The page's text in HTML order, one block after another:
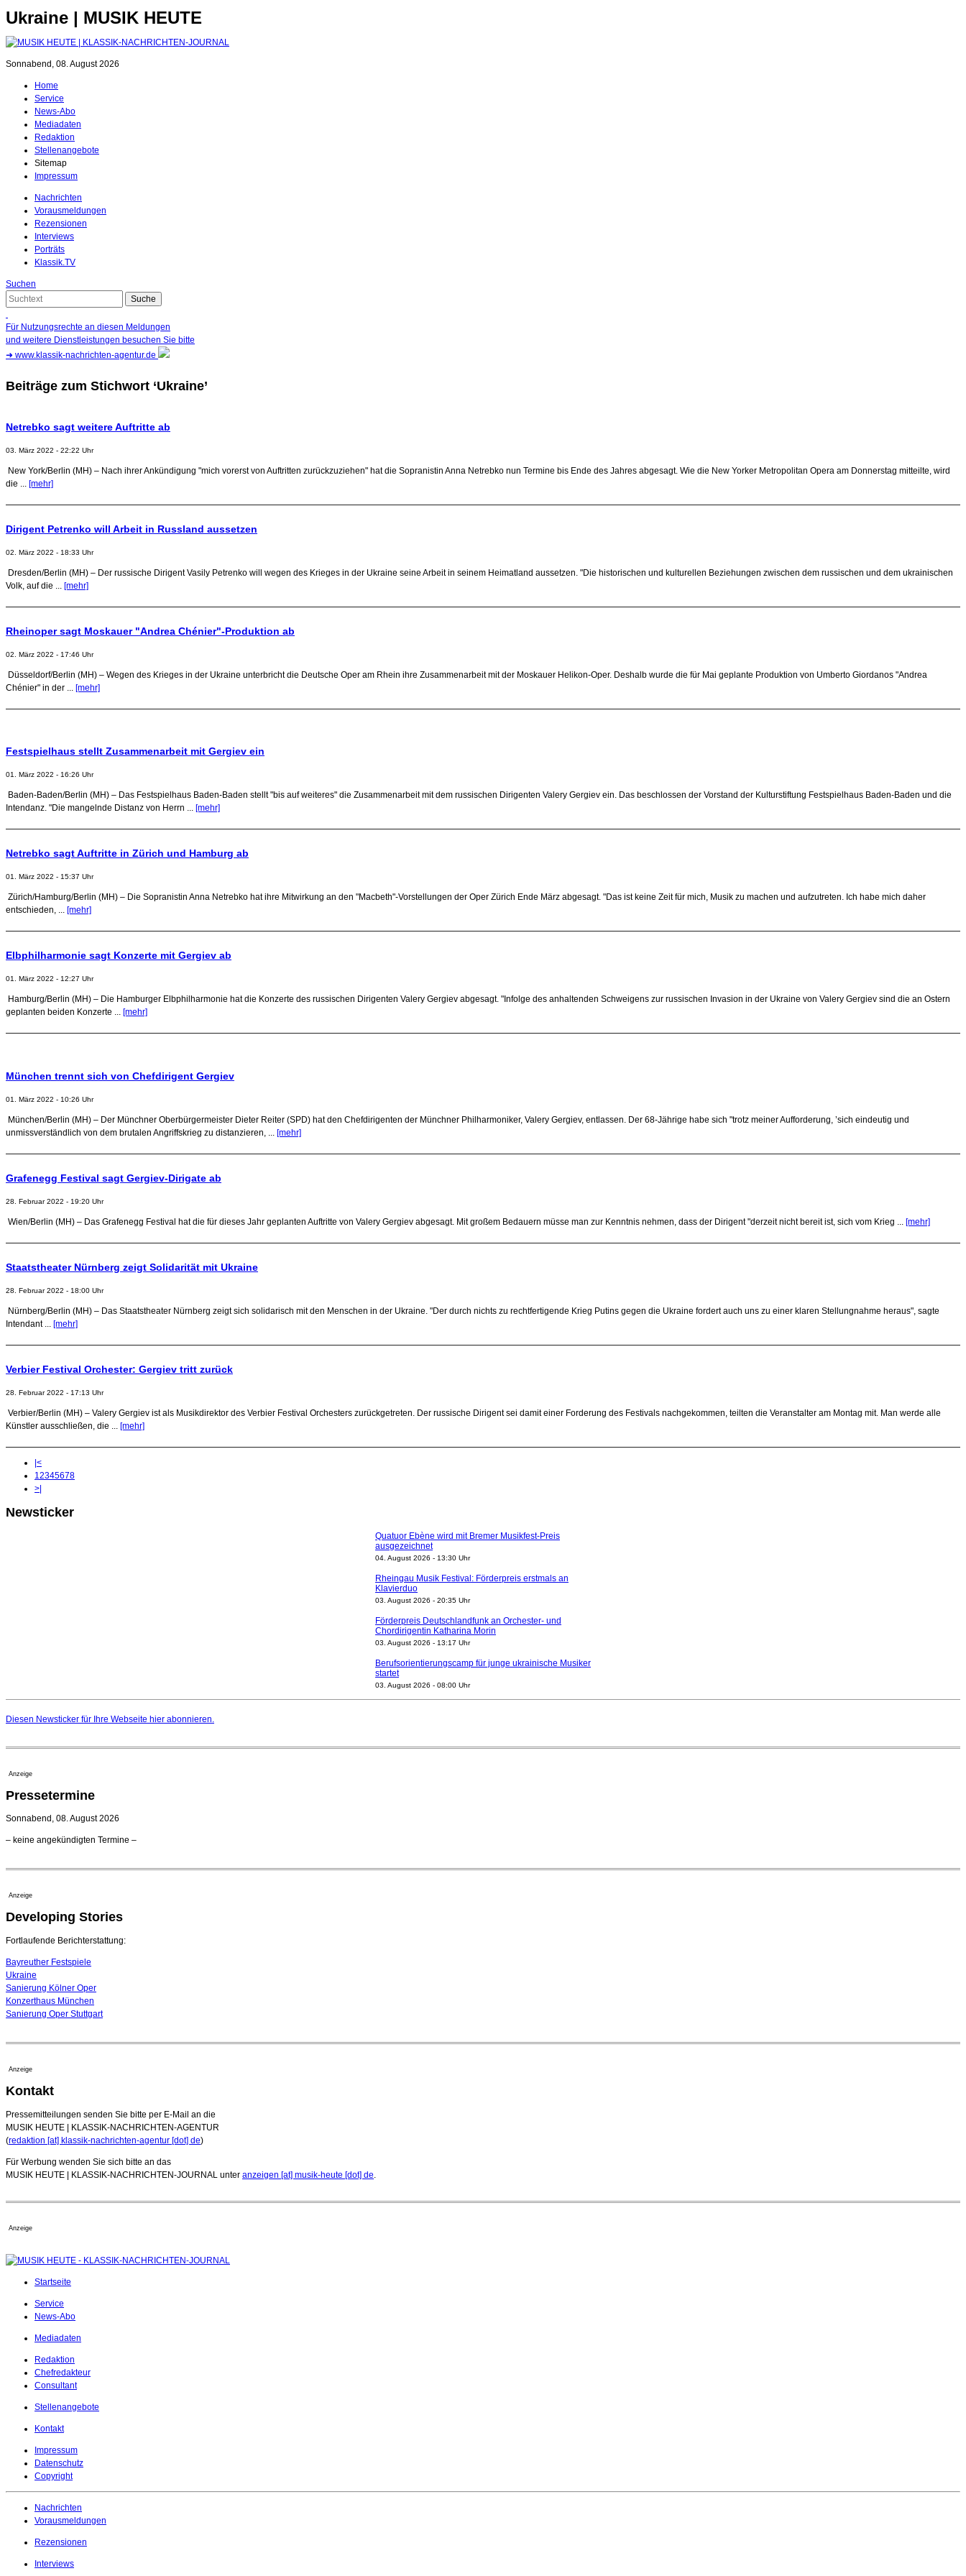
Ukraine | MUSIK HEUTE
Sonnabend, 08. August 2026
Home
Service
News-Abo
Mediadaten
Redaktion
Stellenangebote
Sitemap
Impressum
Nachrichten
Vorausmeldungen
Rezensionen
Interviews
Porträts
Klassik.TV
Suchen
Für Nutzungsrechte an diesen Meldungen
und weitere Dienstleistungen besuchen Sie bitte
➜ www.klassik-nachrichten-agentur.de
Beiträge zum Stichwort ‘Ukraine’
Netrebko sagt weitere Auftritte ab
03. März 2022 - 22:22 Uhr
New York/Berlin (MH) – Nach ihrer Ankündigung "mich vorerst von Auftritten zurückzuziehen" hat die Sopranistin Anna Netrebko nun Termine bis Ende des Jahres abgesagt. Wie die New Yorker Metropolitan Opera am Donnerstag mitteilte, wird
die ... [mehr]
Dirigent Petrenko will Arbeit in Russland aussetzen
02. März 2022 - 18:33 Uhr
Dresden/Berlin (MH) – Der russische Dirigent Vasily Petrenko will wegen des Krieges in der Ukraine seine Arbeit in seinem Heimatland aussetzen. "Die historischen und kulturellen Beziehungen zwischen dem russischen und dem ukrainischen
Volk, auf die ... [mehr]
Rheinoper sagt Moskauer "Andrea Chénier"-Produktion ab
02. März 2022 - 17:46 Uhr
Düsseldorf/Berlin (MH) – Wegen des Krieges in der Ukraine unterbricht die Deutsche Oper am Rhein ihre Zusammenarbeit mit der Moskauer Helikon-Oper. Deshalb wurde die für Mai geplante Produktion von Umberto Giordanos "Andrea
Chénier" in der ... [mehr]
Festspielhaus stellt Zusammenarbeit mit Gergiev ein
01. März 2022 - 16:26 Uhr
Baden-Baden/Berlin (MH) – Das Festspielhaus Baden-Baden stellt "bis auf weiteres" die Zusammenarbeit mit dem russischen Dirigenten Valery Gergiev ein. Das beschlossen der Vorstand der Kulturstiftung Festspielhaus Baden-Baden und die
Intendanz. "Die mangelnde Distanz von Herrn ... [mehr]
Netrebko sagt Auftritte in Zürich und Hamburg ab
01. März 2022 - 15:37 Uhr
Zürich/Hamburg/Berlin (MH) – Die Sopranistin Anna Netrebko hat ihre Mitwirkung an den "Macbeth"-Vorstellungen der Oper Zürich Ende März abgesagt. "Das ist keine Zeit für mich, Musik zu machen und aufzutreten. Ich habe mich daher
entschieden, ... [mehr]
Elbphilharmonie sagt Konzerte mit Gergiev ab
01. März 2022 - 12:27 Uhr
Hamburg/Berlin (MH) – Die Hamburger Elbphilharmonie hat die Konzerte des russischen Dirigenten Valery Gergiev abgesagt. "Infolge des anhaltenden Schweigens zur russischen Invasion in der Ukraine von Valery Gergiev sind die an Ostern
geplanten beiden Konzerte ... [mehr]
München trennt sich von Chefdirigent Gergiev
01. März 2022 - 10:26 Uhr
München/Berlin (MH) – Der Münchner Oberbürgermeister Dieter Reiter (SPD) hat den Chefdirigenten der Münchner Philharmoniker, Valery Gergiev, entlassen. Der 68-Jährige habe sich "trotz meiner Aufforderung, ’sich eindeutig und
unmissverständlich von dem brutalen Angriffskrieg zu distanzieren, ... [mehr]
Grafenegg Festival sagt Gergiev-Dirigate ab
28. Februar 2022 - 19:20 Uhr
Wien/Berlin (MH) – Das Grafenegg Festival hat die für dieses Jahr geplanten Auftritte von Valery Gergiev abgesagt. Mit großem Bedauern müsse man zur Kenntnis nehmen, dass der Dirigent "derzeit nicht bereit ist, sich vom Krieg ... [mehr]
Staatstheater Nürnberg zeigt Solidarität mit Ukraine
28. Februar 2022 - 18:00 Uhr
Nürnberg/Berlin (MH) – Das Staatstheater Nürnberg zeigt sich solidarisch mit den Menschen in der Ukraine. "Der durch nichts zu rechtfertigende Krieg Putins gegen die Ukraine fordert auch uns zu einer klaren Stellungnahme heraus", sagte
Intendant ... [mehr]
Verbier Festival Orchester: Gergiev tritt zurück
28. Februar 2022 - 17:13 Uhr
Verbier/Berlin (MH) – Valery Gergiev ist als Musikdirektor des Verbier Festival Orchesters zurückgetreten. Der russische Dirigent sei damit einer Forderung des Festivals nachgekommen, teilten die Veranstalter am Montag mit. Man werde alle
Künstler ausschließen, die ... [mehr]
|<
1 2345678
>|
Newsticker
Quatuor Ebène wird mit Bremer Musikfest-Preis
ausgezeichnet
04. August 2026 - 13:30 Uhr
Rheingau Musik Festival: Förderpreis erstmals an
Klavierduo
03. August 2026 - 20:35 Uhr
Förderpreis Deutschlandfunk an Orchester- und
Chordirigentin Katharina Morin
03. August 2026 - 13:17 Uhr
Berufsorientierungscamp für junge ukrainische Musiker
startet
03. August 2026 - 08:00 Uhr
Regensburger Generalmusikdirektor Stefan Veselka
Diesen Newsticker für Ihre Webseite hier abonnieren.
Anzeige
Pressetermine
Sonnabend, 08. August 2026
– keine angekündigten Termine –
Anzeige
Developing Stories
Fortlaufende Berichterstattung:
Bayreuther Festspiele
Ukraine
Sanierung Kölner Oper
Konzerthaus München
Sanierung Oper Stuttgart
Anzeige
Kontakt
Pressemitteilungen senden Sie bitte per E-Mail an die
MUSIK HEUTE | KLASSIK-NACHRICHTEN-AGENTUR
(redaktion [at] klassik-nachrichten-agentur [dot] de)
Für Werbung wenden Sie sich bitte an das
MUSIK HEUTE | KLASSIK-NACHRICHTEN-JOURNAL unter anzeigen [at] musik-heute [dot] de.
Anzeige
Startseite
Service
News-Abo
Mediadaten
Redaktion
Chefredakteur
Consultant
Stellenangebote
Kontakt
Impressum
Datenschutz
Copyright
Nachrichten
Vorausmeldungen
Rezensionen
Interviews